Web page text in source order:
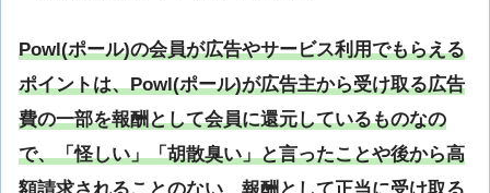
Powl(ポール)の会員が広告やサービス利用でもらえる
ポイントは、Powl(ポール)が広告主から受け取る広告
費の一部を報酬として会員に還元しているものなの
で、「怪しい」「胡散臭い」と言ったことや後から高